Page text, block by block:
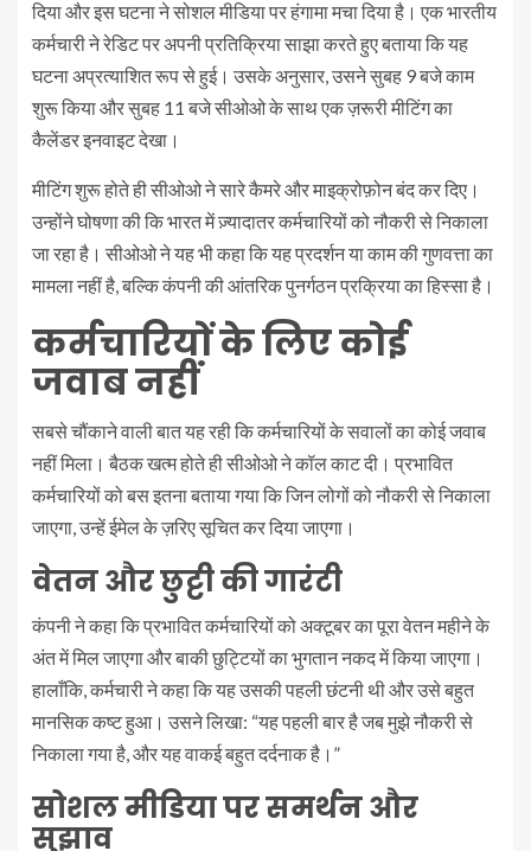
दिया और इस घटना ने सोशल मीडिया पर हंगामा मचा दिया है। एक भारतीय
कर्मचारी ने रेडिट पर अपनी प्रतिक्रिया साझा करते हुए बताया कि यह
घटना अप्रत्याशित रूप से हुई। उसके अनुसार, उसने सुबह 9 बजे काम
शुरू किया और सुबह 11 बजे सीओओ के साथ एक ज़रूरी मीटिंग का
कैलेंडर इनवाइट देखा।
मीटिंग शुरू होते ही सीओओ ने सारे कैमरे और माइक्रोफ़ोन बंद कर दिए।
उन्होंने घोषणा की कि भारत में ज़्यादातर कर्मचारियों को नौकरी से निकाला
जा रहा है। सीओओ ने यह भी कहा कि यह प्रदर्शन या काम की गुणवत्ता का
मामला नहीं है, बल्कि कंपनी की आंतरिक पुनर्गठन प्रक्रिया का हिस्सा है।
कर्मचारियों के लिए कोई
जवाब नहीं
सबसे चौंकाने वाली बात यह रही कि कर्मचारियों के सवालों का कोई जवाब
नहीं मिला। बैठक खत्म होते ही सीओओ ने कॉल काट दी। प्रभावित
कर्मचारियों को बस इतना बताया गया कि जिन लोगों को नौकरी से निकाला
जाएगा, उन्हें ईमेल के ज़रिए सूचित कर दिया जाएगा।
वेतन और छुट्टी की गारंटी
कंपनी ने कहा कि प्रभावित कर्मचारियों को अक्टूबर का पूरा वेतन महीने के
अंत में मिल जाएगा और बाकी छुट्टियों का भुगतान नकद में किया जाएगा।
हालाँकि, कर्मचारी ने कहा कि यह उसकी पहली छंटनी थी और उसे बहुत
मानसिक कष्ट हुआ। उसने लिखा: “यह पहली बार है जब मुझे नौकरी से
निकाला गया है, और यह वाकई बहुत दर्दनाक है।”
सोशल मीडिया पर समर्थन और
सुझाव